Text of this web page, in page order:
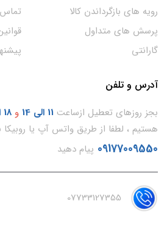
رویه های بازگرداندن کالا
پرسش های متداول
گارانتی
تماس
آدرس و تلفن
بجز روزهای تعطیل ازساعت 11 الی 14 و 18 الی 20
هستیم ، لطفا از طریق واتس آپ یا روبیکا
09177009550 پیام دهید
07733127355